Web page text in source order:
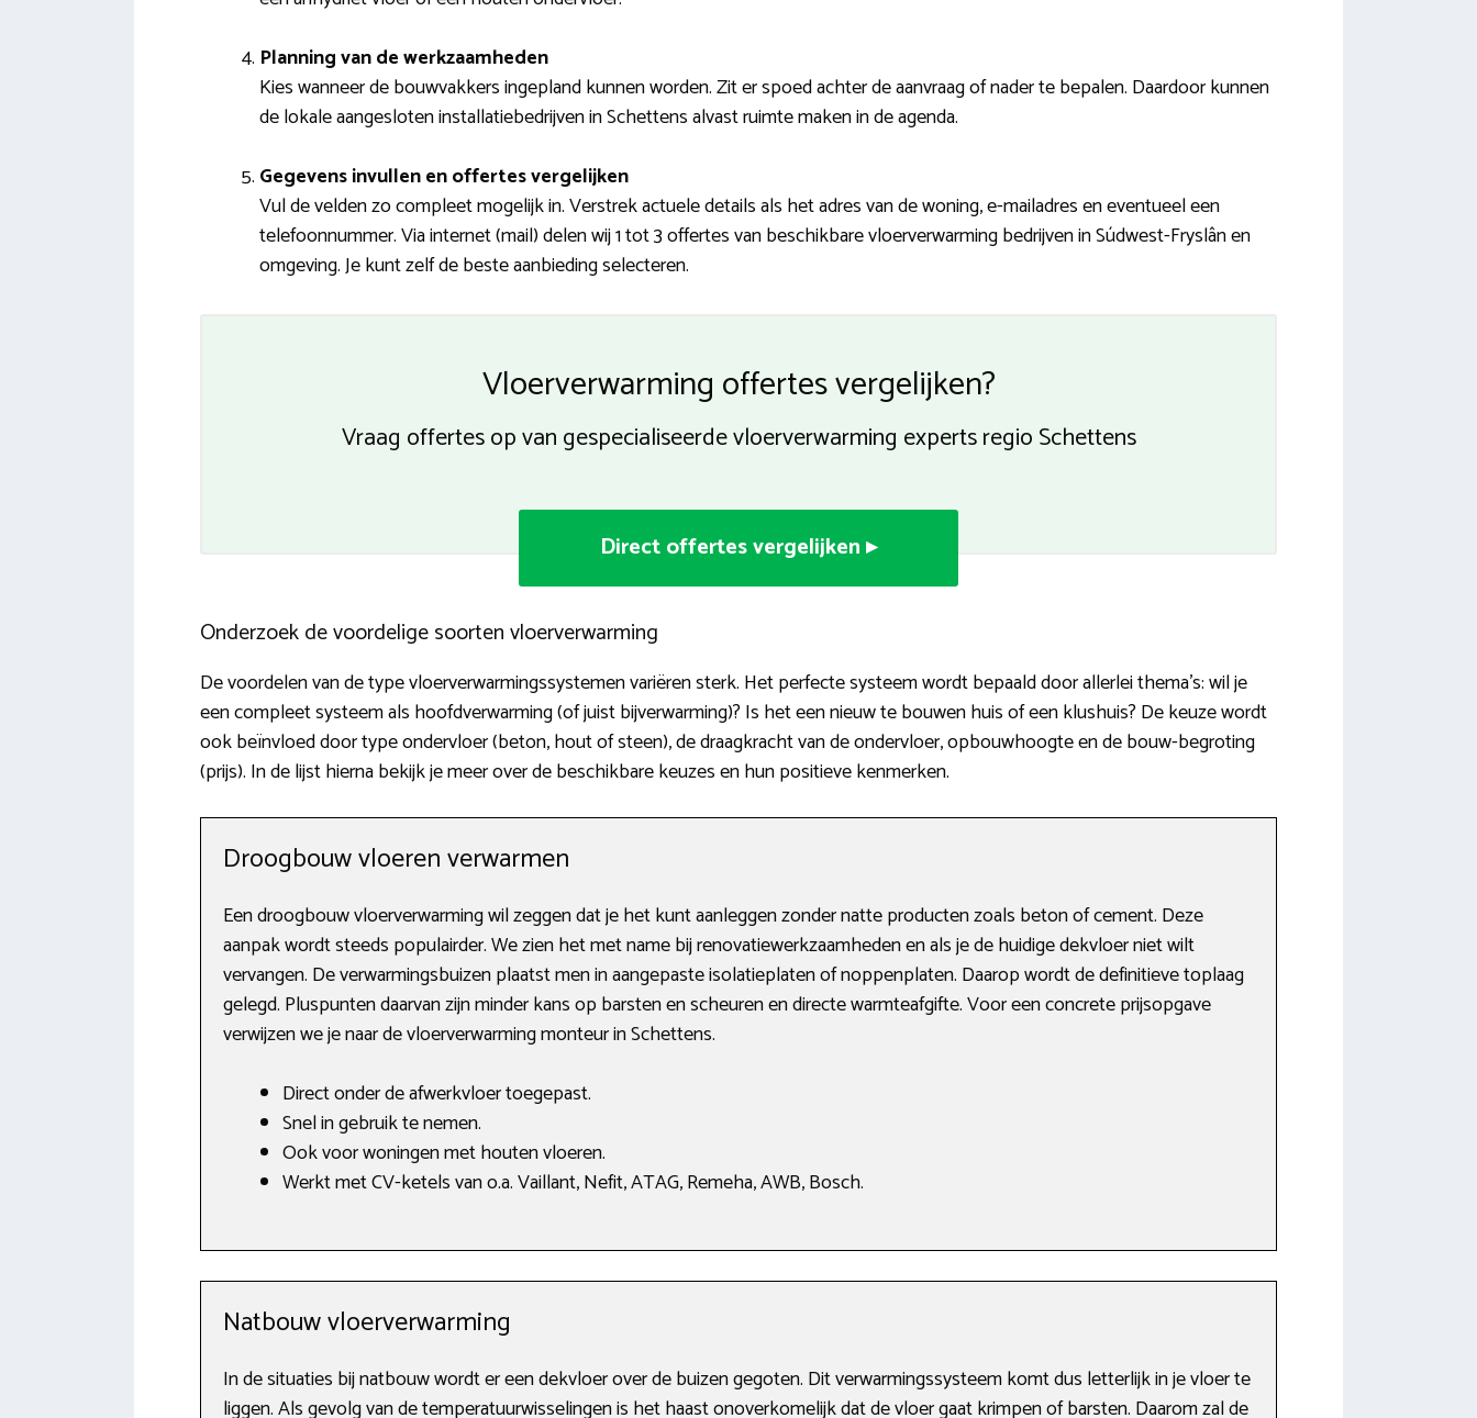
Planning van de werkzaamheden
Kies wanneer de bouwvakkers ingepland kunnen worden. Zit er spoed achter de aanvraag of nader te bepalen. Daardoor kunnen
de lokale aangesloten installatiebedrijven in Schettens alvast ruimte maken in de agenda.
Gegevens invullen en offertes vergelijken
Vul de velden zo compleet mogelijk in. Verstrek actuele details als het adres van de woning, e-mailadres en eventueel een
telefoonnummer. Via internet (mail) delen wij 1 tot 3 offertes van beschikbare vloerverwarming bedrijven in Súdwest-Fryslân en
omgeving. Je kunt zelf de beste aanbieding selecteren.
Vloerverwarming offertes vergelijken?
Vraag offertes op van gespecialiseerde vloerverwarming experts regio Schettens
Direct offertes vergelijken ▸
Onderzoek de voordelige soorten vloerverwarming
De voordelen van de type vloerverwarmingssystemen variëren sterk. Het perfecte systeem wordt bepaald door allerlei thema’s: wil je
een compleet systeem als hoofdverwarming (of juist bijverwarming)? Is het een nieuw te bouwen huis of een klushuis? De keuze wordt
ook beïnvloed door type ondervloer (beton, hout of steen), de draagkracht van de ondervloer, opbouwhoogte en de bouw-begroting
(prijs). In de lijst hierna bekijk je meer over de beschikbare keuzes en hun positieve kenmerken.
Droogbouw vloeren verwarmen
Een droogbouw vloerverwarming wil zeggen dat je het kunt aanleggen zonder natte producten zoals beton of cement. Deze
aanpak wordt steeds populairder. We zien het met name bij renovatiewerkzaamheden en als je de huidige dekvloer niet wilt
vervangen. De verwarmingsbuizen plaatst men in aangepaste isolatieplaten of noppenplaten. Daarop wordt de definitieve toplaag
gelegd. Pluspunten daarvan zijn minder kans op barsten en scheuren en directe warmteafgifte. Voor een concrete prijsopgave
verwijzen we je naar de vloerverwarming monteur in Schettens.
Direct onder de afwerkvloer toegepast.
Snel in gebruik te nemen.
Ook voor woningen met houten vloeren.
Werkt met CV-ketels van o.a. Vaillant, Nefit, ATAG, Remeha, AWB, Bosch.
Natbouw vloerverwarming
In de situaties bij natbouw wordt er een dekvloer over de buizen gegoten. Dit verwarmingssysteem komt dus letterlijk in je vloer te
liggen. Als gevolg van de temperatuurwisselingen is het haast onoverkomelijk dat de vloer gaat krimpen of barsten. Daarom zal de